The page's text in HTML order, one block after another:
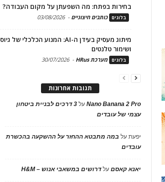
בחירות בפתח: מה השפעתן על מקום העבודה?
בלוגים כותבים חיצוניים -
03/08/2026
מיתוג מעסיק בעידן ה-AI: המנוע הכלכלי של גיוס
ושימור טלנטים
בלוגים מערכת HRus -
30/07/2026
תגובות אחרונות
Nano Banana 2 Proעל
3 דרכים לבניית ביטחון
עצמי של עובדים
יפעתעל במה מתבטא ההחזר על ההשקעה בהכשרת
עובדים
יאנא קאסםעלדרושים במשאבי אנוש – H&M